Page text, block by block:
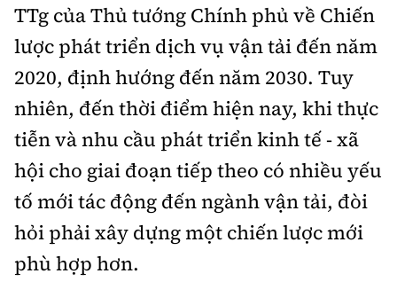
TTg của Thủ tướng Chính phủ về Chiến
lược phát triển dịch vụ vận tải đến năm
2020, định hướng đến năm 2030. Tuy
nhiên, đến thời điểm hiện nay, khi thực
tiễn và nhu cầu phát triển kinh tế - xã
hội cho giai đoạn tiếp theo có nhiều yếu
tố mới tác động đến ngành vận tải, đòi
hỏi phải xây dựng một chiến lược mới
phù hợp hơn.